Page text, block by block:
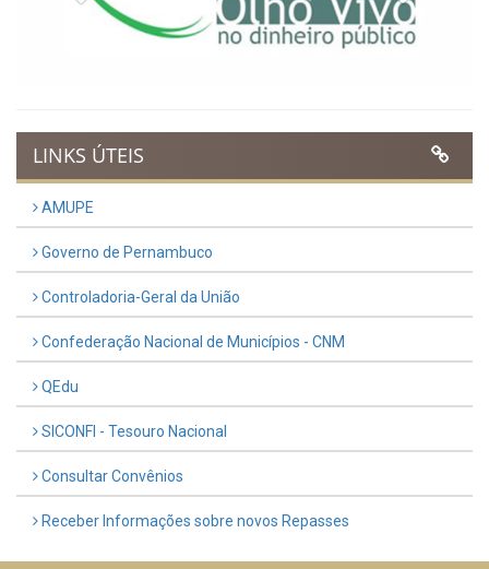
LINKS ÚTEIS
AMUPE
Governo de Pernambuco
Controladoria-Geral da União
Confederação Nacional de Municípios - CNM
QEdu
SICONFI - Tesouro Nacional
Consultar Convênios
Receber Informações sobre novos Repasses